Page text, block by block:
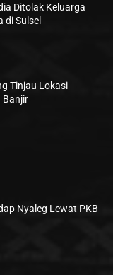
Ditolak Keluarga
di Sulsel
Tinjau Lokasi
Banjir
Nyaleg Lewat PKB